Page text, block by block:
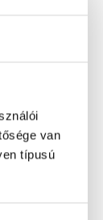
van
típusú